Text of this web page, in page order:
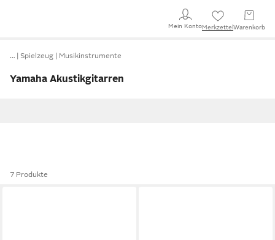
Mein KontoMerkzettel Warenkorb
… Spielzeug Musikinstrumente
Yamaha Akustikgitarren
7 Produkte